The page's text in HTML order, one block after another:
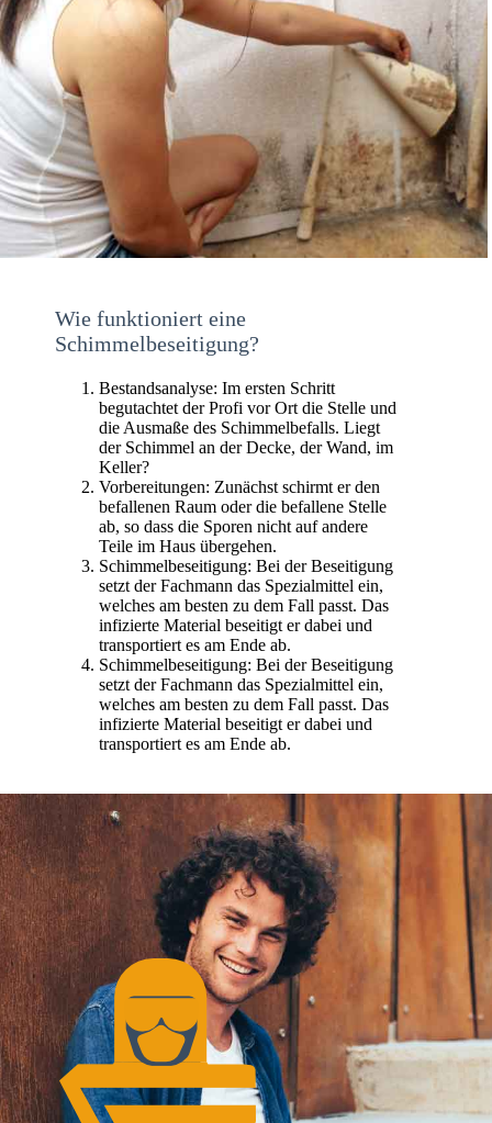
Wie funktioniert eine
Schimmelbeseitigung?
Bestandsanalyse: Im ersten Schritt
begutachtet der Profi vor Ort die Stelle und
die Ausmaße des Schimmelbefalls. Liegt
der Schimmel an der Decke, der Wand, im
Keller?
Vorbereitungen: Zunächst schirmt er den
befallenen Raum oder die befallene Stelle
ab, so dass die Sporen nicht auf andere
Teile im Haus übergehen.
Schimmelbeseitigung: Bei der Beseitigung
setzt der Fachmann das Spezialmittel ein,
welches am besten zu dem Fall passt. Das
infizierte Material beseitigt er dabei und
transportiert es am Ende ab.
Schimmelbeseitigung: Bei der Beseitigung
setzt der Fachmann das Spezialmittel ein,
welches am besten zu dem Fall passt. Das
infizierte Material beseitigt er dabei und
transportiert es am Ende ab.